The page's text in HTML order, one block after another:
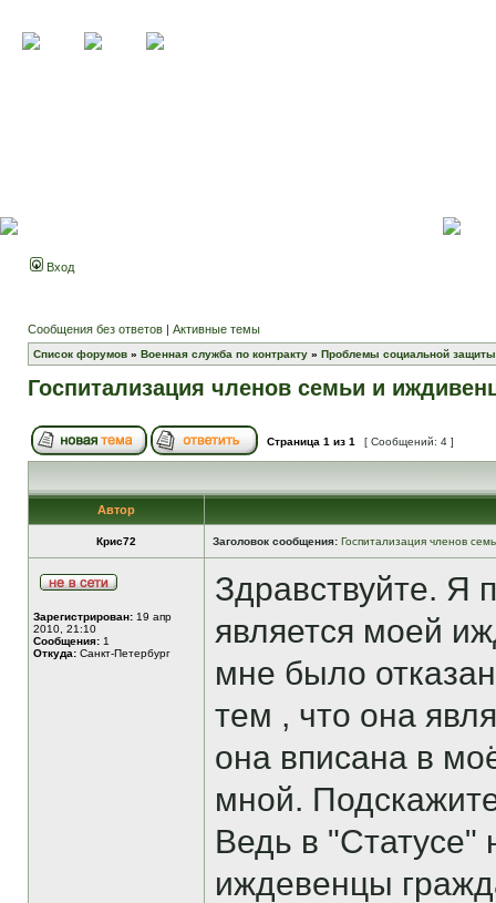
Вход
Сообщения без ответов | Активные темы
Список форумов » Военная служба по контракту » Проблемы социальной защиты
Госпитализация членов семьи и
Страница 1 из 1 [ Сообщений: 4 ]
Автор
Крис72 Заголовок сообщения: Госпитализация членов
Зарегистрирован: 19 апр
2010, 21:10
Сообщения: 1
Откуда: Санкт-Петербург
Здравствуйте. Я
является моей
мне было
тем , что она
она вписана в
мной.
Ведь в "Статусе"
иждевенцы